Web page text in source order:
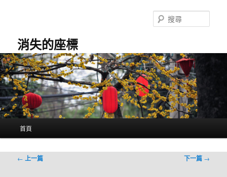
容
消失的座標
尋
首頁
文
← 上一篇 下一篇 →